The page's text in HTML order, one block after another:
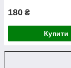
180 ₴
Купити